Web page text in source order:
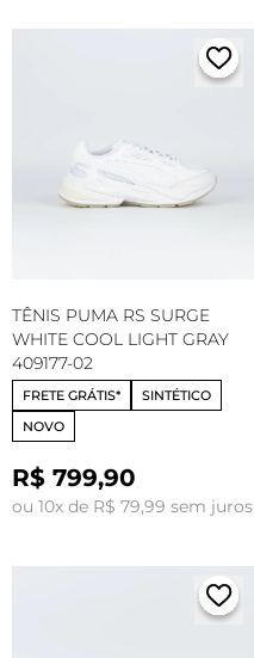
TÊNIS PUMA RS SURGE
WHITE COOL LIGHT GRAY
409177-02
FRETE GRÁTIS*
SINTÉTICO
NOVO
R$ 799,90
ou 10x de R$ 79,99 sem juros